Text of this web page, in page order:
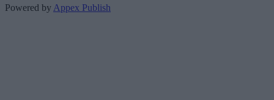
Powered by Appex Publish